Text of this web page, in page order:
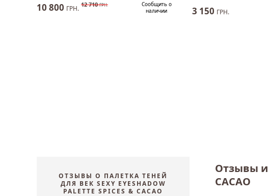
10 800 ГРН. 12 710 ГРН.
Сообщить о
наличии
3 150 ГРН.
ОТЗЫВЫ О ПАЛЕТКА ТЕНЕЙ
ДЛЯ ВЕК SEXY EYESHADOW
PALETTE SPICES & CACAO
Отзывы и
CACAO